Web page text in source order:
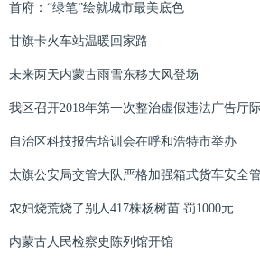
首府：“绿笔”绘就城市最美底色
甘旗卡火车站温暖回家路
未来两天内蒙古雨雪东移大风登场
自治区科技报告培训会在呼和浩特市举办
太旗公安局交管大队严格加强箱式货车安全
农妇烧荒烧了别人417株杨树苗 罚1000元
内蒙古人民检察史陈列馆开馆